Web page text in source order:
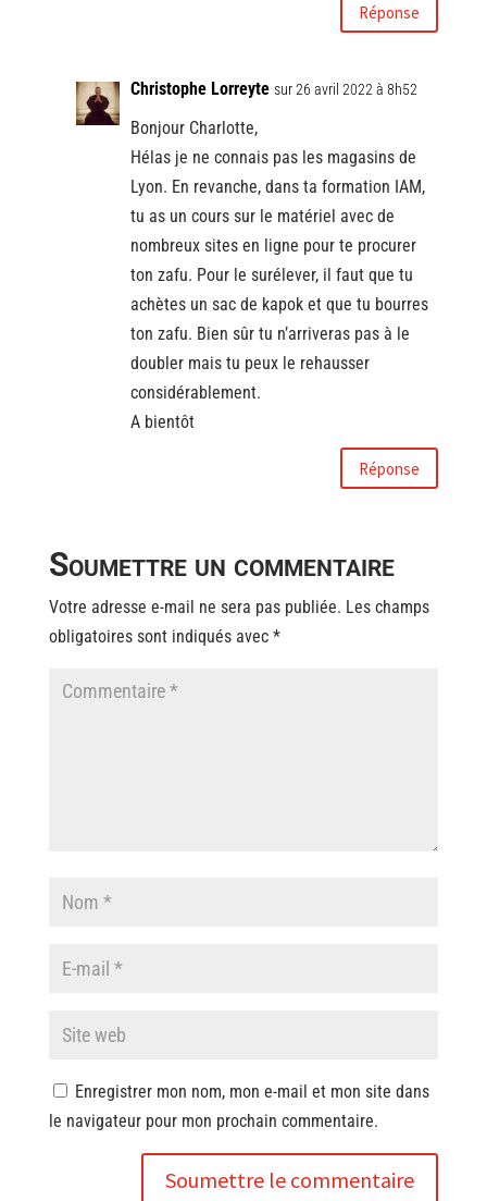
Réponse
Christophe Lorreyte sur 26 avril 2022 à 8h52
Bonjour Charlotte,
Hélas je ne connais pas les magasins de
Lyon. En revanche, dans ta formation IAM,
tu as un cours sur le matériel avec de
nombreux sites en ligne pour te procurer
ton zafu. Pour le surélever, il faut que tu
achètes un sac de kapok et que tu bourres
ton zafu. Bien sûr tu n’arriveras pas à le
doubler mais tu peux le rehausser
considérablement.
A bientôt
Réponse
Soumettre un commentaire
Votre adresse e-mail ne sera pas publiée. Les champs
obligatoires sont indiqués avec *
Enregistrer mon nom, mon e-mail et mon site dans
le navigateur pour mon prochain commentaire.
Soumettre le commentaire